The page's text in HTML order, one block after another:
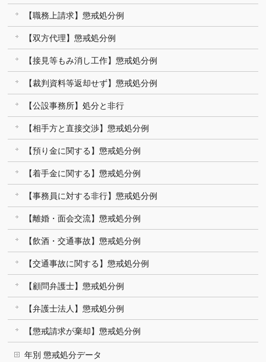
【職務上請求】懲戒処分例
【双方代理】懲戒処分例
【接見等もみ消し工作】懲戒処分例
【裁判資料等返却せず】懲戒処分例
【公設事務所】処分と非行
【相手方と直接交渉】懲戒処分例
【預り金に関する】懲戒処分例
【着手金に関する】懲戒処分例
【事務員に対する非行】懲戒処分例
【離婚・面会交流】懲戒処分例
【飲酒・交通事故】懲戒処分例
【交通事故に関する】懲戒処分例
【顧問弁護士】懲戒処分例
【弁護士法人】懲戒処分例
【懲戒請求が棄却】懲戒処分例
年別 懲戒処分データ